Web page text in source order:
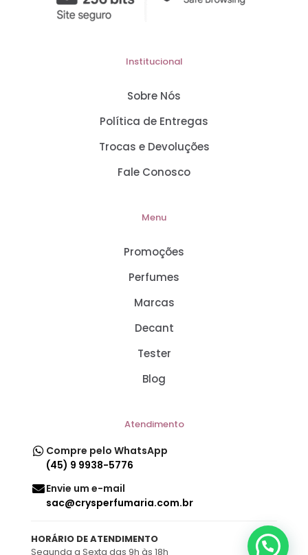
Institucional
Sobre Nós
Política de Entregas
Trocas e Devoluções
Fale Conosco
Menu
Promoções
Perfumes
Marcas
Decant
Tester
Blog
Atendimento
Compre pelo WhatsApp
(45) 9 9938-5776
Envie um e-mail
sac@crysperfumaria.com.br
HORÁRIO DE ATENDIMENTO
Segunda a Sexta das 9h às 18h